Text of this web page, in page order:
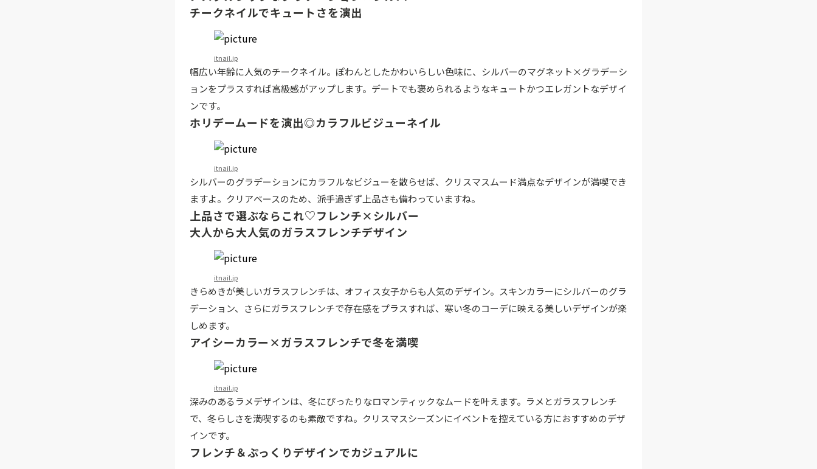
チークネイルでキュートさを演出
itnail.jp
幅広い年齢に人気のチークネイル。ぽわんとしたかわいらしい色味に、シルバーのマグネット×グラデーシ
ョンをプラスすれば高級感がアップします。デートでも褒められるようなキュートかつエレガントなデザイ
ンです。
ホリデームードを演出◎カラフルビジューネイル
itnail.jp
シルバーのグラデーションにカラフルなビジューを散らせば、クリスマスムード満点なデザインが満喫でき
ますよ。クリアベースのため、派手過ぎず上品さも備わっていますね。
上品さで選ぶならこれ♡フレンチ×シルバー
大人から大人気のガラスフレンチデザイン
itnail.jp
きらめきが美しいガラスフレンチは、オフィス女子からも人気のデザイン。スキンカラーにシルバーのグラ
デーション、さらにガラスフレンチで存在感をプラスすれば、寒い冬のコーデに映える美しいデザインが楽
しめます。
アイシーカラー×ガラスフレンチで冬を満喫
itnail.jp
深みのあるラメデザインは、冬にぴったりなロマンティックなムードを叶えます。ラメとガラスフレンチ
で、冬らしさを満喫するのも素敵ですね。クリスマスシーズンにイベントを控えている方におすすめのデザ
インです。
フレンチ＆ぷっくりデザインでカジュアルに